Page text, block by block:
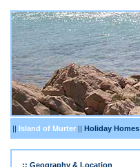
|| Island of Murter || Holiday Homes
:: Geography & Location